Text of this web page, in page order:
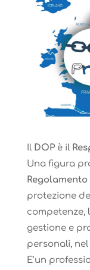
Il DOPè il
Una figura
protezione
competenze,
gestione e
personali,
E’un